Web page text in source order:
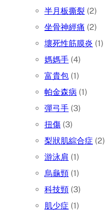
半月板撕裂 (2)
坐骨神經痛 (2)
壞死性筋膜炎 (1)
媽媽手 (4)
富貴包 (1)
帕金森病 (1)
彈弓手 (3)
扭傷 (3)
梨狀肌綜合症 (2)
游泳肩 (1)
烏龜頸 (1)
科技頸 (3)
肌少症 (1)